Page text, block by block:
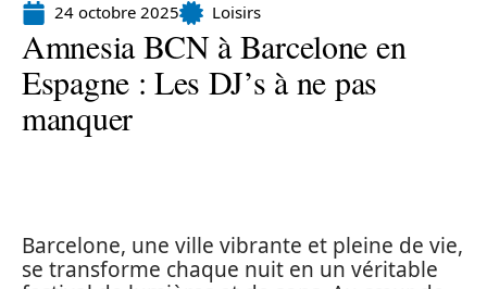
24 octobre 2025 Loisirs
Amnesia BCN à Barcelone en
Espagne : Les DJ’s à ne pas
manquer
Barcelone, une ville vibrante et pleine de vie,
se transforme chaque nuit en un véritable